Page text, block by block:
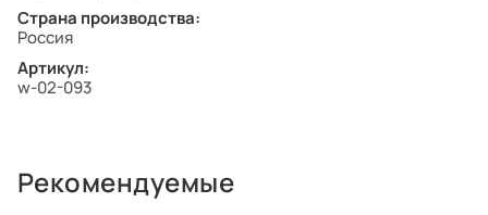
Страна производства:
Россия
Артикул:
w-02-093
Рекомендуемые